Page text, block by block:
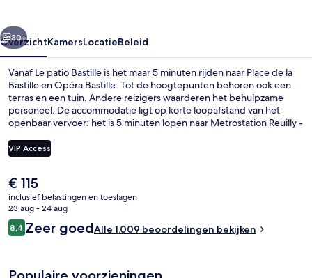
Volgende
30+
OverzichtKamersLocatieBeleid
Vanaf Le patio Bastille is het maar 5 minuten rijden naar Place de la
Bastille en Opéra Bastille. Tot de hoogtepunten behoren ook een
terras en een tuin. Andere reizigers waarderen het behulpzame
personeel. De accommodatie ligt op korte loopafstand van het
openbaar vervoer: het is 5 minuten lopen naar Metrostation Reuilly -
VIP Access
De
huidige
prijs
is
€ 115
€ 115
inclusief belastingen en toeslagen
23 aug - 24 aug
Beoordelingen
8,48,4 op 10 –
Zeer goedAlle 1.009 beoordelingen bekijken